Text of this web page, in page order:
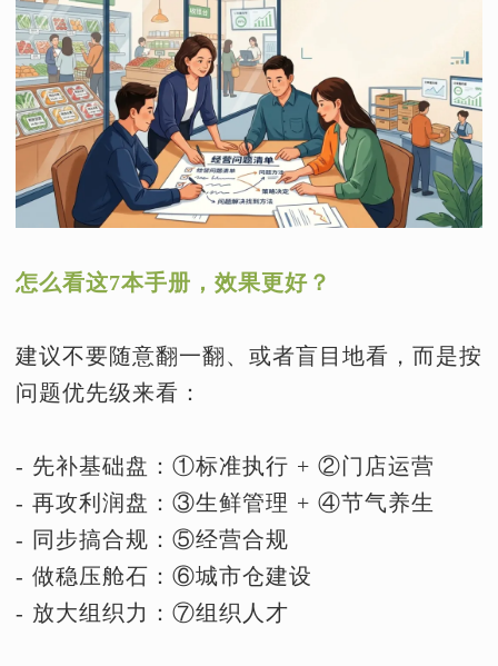
怎么看这7本手册，效果更好？
建议不要随意翻一翻、或者盲目地看，而是按
问题优先级来看：
- 先补基础盘：①标准执行 + ②门店运营
- 再攻利润盘：③生鲜管理 + ④节气养生
- 同步搞合规：⑤经营合规
- 做稳压舱石：⑥城市仓建设
- 放大组织力：⑦组织人才